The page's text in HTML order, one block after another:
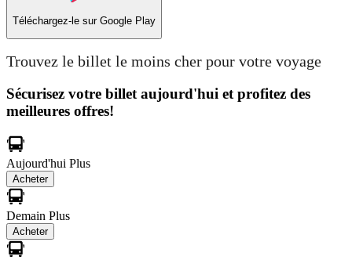
Téléchargez-le sur Google Play
Trouvez le billet le moins cher pour votre voyage
Sécurisez votre billet aujourd'hui et profitez des
meilleures offres!
Aujourd'hui Plus
Acheter
Demain Plus
Acheter